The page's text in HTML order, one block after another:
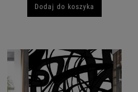
Dodaj do koszyka